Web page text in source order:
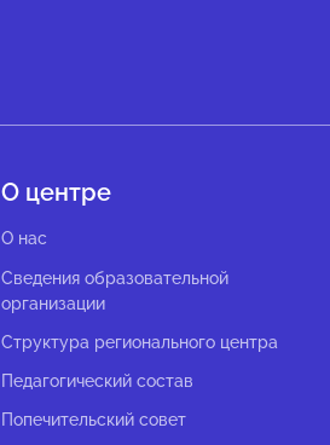
О центре
О нас
Сведения образовательной
организации
Структура регионального центра
Педагогический состав
Попечительский совет